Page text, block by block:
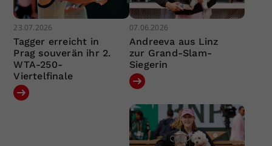
23.07.2026
Tagger erreicht in
Prag souverän ihr 2.
WTA-250-
Viertelfinale
07.06.2026
Andreeva aus Linz
zur Grand-Slam-
Siegerin